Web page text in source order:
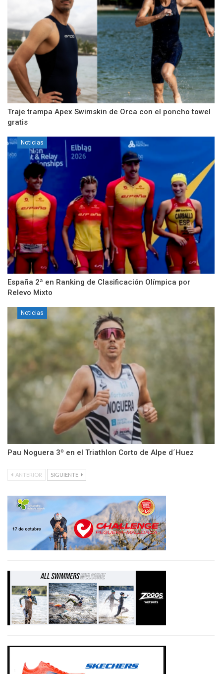
Traje trampa Apex Swimskin de Orca con el poncho towel
gratis
Noticias
España 2ª en Ranking de Clasificación Olímpica por
Relevo Mixto
Noticias
Pau Noguera 3º en el Triathlon Corto de Alpe d´Huez
ANTERIOR SIGUIENTE